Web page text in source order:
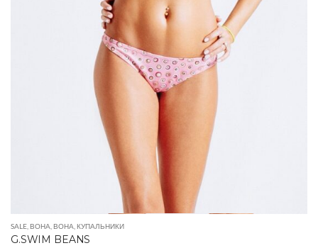
SALE ВОНА ВОНА КУПАЛЬНИКИ
G.SWIM BEANS